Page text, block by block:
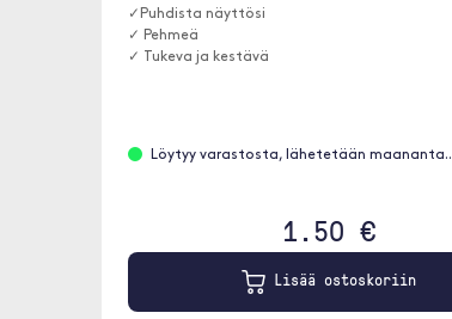
✓Puhdista näyttösi
✓ Pehmeä
✓ Tukeva ja kestävä
Löytyy varastosta, lähetetään maananta..
1.50 €
Lisää ostoskoriin